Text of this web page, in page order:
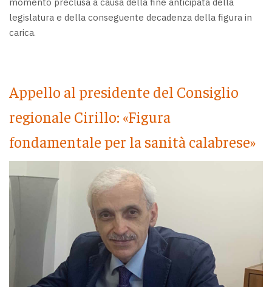
legislatura e della conseguente decadenza della figura in
carica.
Appello al presidente del Consiglio
regionale Cirillo: «Figura
fondamentale per la sanità calabrese»